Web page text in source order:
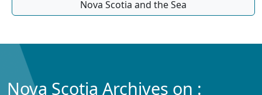
Nova Scotia and the Sea
Nova Scotia Archives on :